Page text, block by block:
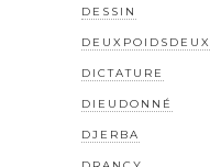
DESSIN
DICTATURE
DIEUDONNÉ
DJERBA